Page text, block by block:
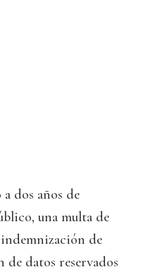
dos años de
una multa de
indemnización de
datos reservados